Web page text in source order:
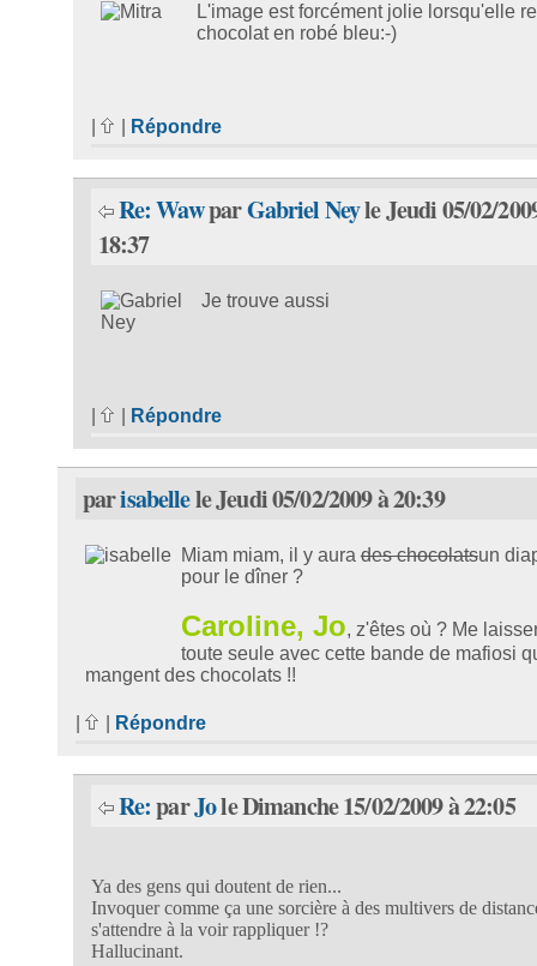
L'image est forcément jolie lorsqu'elle
chocolat en robé bleu:-)
Répondre
Re: WawparGabriel Neyle Jeudi 05/02/
18:37
Je trouve aussi
Répondre
parisabellele Jeudi 05/02/2009 à 20:39
Miam miam, il y aurades chocolatsun
pour le dîner ?
Caroline, Jo, z'êtes où ? Me
toute seule avec cette bande de mafiosi
mangent des chocolats !!
Répondre
Re:parJole Dimanche 15/02/2009 à 22:05
Ya des gens qui doutent de rien...
Invoquer comme ça une sorcière à des multivers de
s'attendre à la voir rappliquer !?
Hallucinant.